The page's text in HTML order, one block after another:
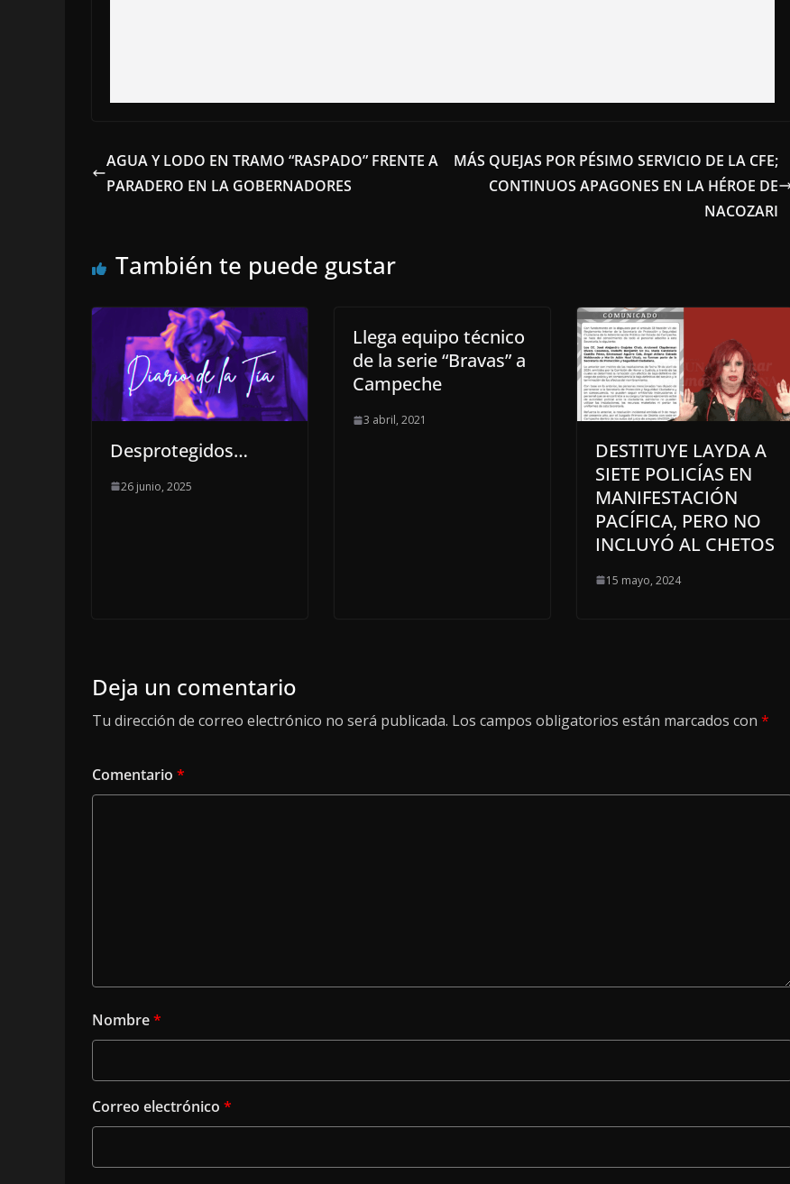
AGUA Y LODO EN TRAMO “RASPADO” FRENTE A
PARADERO EN LA GOBERNADORES
MÁS QUEJAS POR PÉSIMO SERVICIO DE LA CFE;
CONTINUOS APAGONES EN LA HÉROE DE
NACOZARI
También te puede gustar
Desprotegidos…
26 junio, 2025
Llega equipo técnico
de la serie “Bravas” a
Campeche
3 abril, 2021
DESTITUYE LAYDA A
SIETE POLICÍAS EN
MANIFESTACIÓN
PACÍFICA, PERO NO
INCLUYÓ AL CHETOS
15 mayo, 2024
Deja un comentario
Tu dirección de correo electrónico no será publicada. Los campos obligatorios están marcados con *
Comentario *
Nombre*
Correo electrónico *